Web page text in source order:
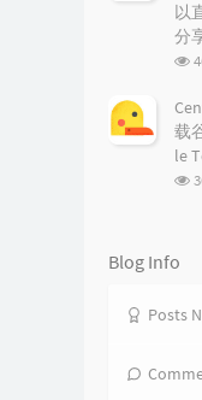
以
分
载
le
Blog Info
Posts